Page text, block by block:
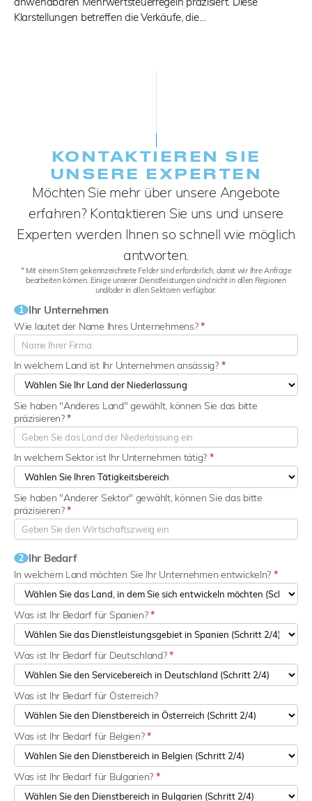
Klarstellungen betreffen die Verkäufe, die…
KONTAKTIEREN SIE
UNSERE EXPERTEN
Möchten Sie mehr über unsere Angebote
erfahren? Kontaktieren Sie uns und unsere
Experten werden Ihnen so schnell wie möglich
antworten.
* Mit einem Stern gekennzeichnete Felder sind erforderlich, damit wir Ihre Anfrage
bearbeiten können. Einige unserer Dienstleistungen sind nicht in allen Regionen
und/oder in allen Sektoren verfügbar.
1 Ihr Unternehmen
Wie lautet der Name Ihres Unternehmens?*
In welchem Land ist Ihr Unternehmen ansässig? *
In welchem Sektor ist Ihr Unternehmen tätig? *
Sie haben "Anderes Land" gewählt, können Sie das bitte
präzisieren?*
Sie haben "Anderer Sektor" gewählt, können Sie das bitte
präzisieren?*
2 Ihr Bedarf
In welchem Land möchten Sie Ihr Unternehmen entwickeln? *
Was ist Ihr Bedarf für Spanien?*
Was ist Ihr Bedarf für Deutschland?*
Was ist Ihr Bedarf für Österreich?
Was ist Ihr Bedarf für Belgien?*
Was ist Ihr Bedarf für Bulgarien? *